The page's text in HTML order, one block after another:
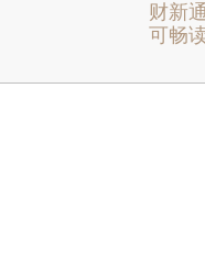
财新
可畅